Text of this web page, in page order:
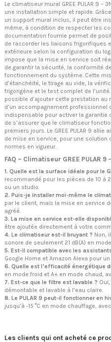
Le climatiseur mural GREE PULAR 9 –
une installation simple et rapide.
un support mural inclus, il peut être
même, à condition de respecter les
documentation fournie permet de
de raccorder les liaisons frigorifiques
extérieure selon la configuration du
impose que la mise en service soit
de garantir la sécurité, la conformité
fonctionnement du système. Cette
d’étanchéité, le tirage au vide, la
frigorigène et le test complet de
possible d’ajouter cette prestation au
d’un accompagnement professionnel
indispensable pour activer la garantie
de s’assurer que le climatiseur
premiers jours. Le GREE PULAR 9
de mise en service, pour une
normes en vigueur.
FAQ – Climatiseur GREE PULAR 9
1. Quelle est la surface idéale pour le
recommandé pour les pièces de 10 à
ou un studio.
2. Puis-je installer moi-même le
par le client, mais la mise en service
agréé.
3. La mise en service est-elle
être ajoutée directement à votre
4. Le climatiseur est-il bruyant ? Non,
sonore de seulement 21 dB(A) en
5. Est-il compatible avec les
Google Home et Amazon Alexa pour
6. Quelle est l’efficacité énergétique
en mode froid et A+ en mode chaud,
7. Est-ce que le filtre est lavable ?
démontable et lavable à l’eau claire.
8. Le PULAR 9 peut-il fonctionner en
jusqu’à -15 °C en mode chauffage,
Les clients qui ont acheté ce